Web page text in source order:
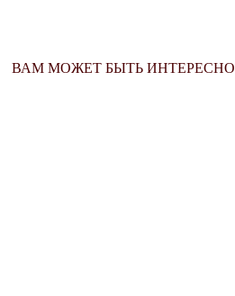
ВАМ МОЖЕТ БЫТЬ ИНТЕРЕСНО